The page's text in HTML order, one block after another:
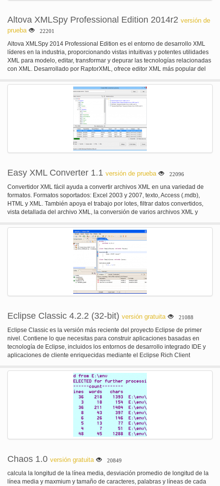
Altova XMLSpy Professional Edition 2014r2 versión de
prueba
22201
Altova XMLSpy 2014 Professional Edition es el entorno de desarrollo XML
líderes en la industria, proporcionando vistas intuitivas y potentes utilidades
XML para modelo, editar, transformar y depurar las tecnologías relacionadas
con XML. Desarrollado por RaptorXML, ofrece editor XML más popular del
depuradores, soporte para XSLT, XPath, XQuery, JSON, las principales
bases de datos, integración de Visual Studio o Eclipse y mucho más.
Easy XML Converter 1.1 versión de prueba 22096
Convertidor XML fácil ayuda a convertir archivos XML en una variedad de
formatos. Formatos soportados: Excel 2003 y 2007, texto, Access (.mdb),
HTML y XML. También apoya el trabajo por lotes, filtrar datos convertidos,
vista detallada del archivo XML, la conversión de varios archivos XML y
Eclipse Classic 4.2.2 (32-bit) versión gratuita 21088
Eclipse Classic es la versión más reciente del proyecto Eclipse de primer
nivel. Contiene lo que necesitas para construir aplicaciones basadas en
tecnología de Eclipse, incluidos los entornos de desarrollo integrado IDE y
aplicaciones de cliente enriquecidas mediante el Eclipse Rich Client
compilación incremental, el plug-in desarrollo medio ambiente PDE, código
fuente completo de la plataforma Eclipse y mucho más. Esta es la versión de
Chaos 1.0 versión gratuita 20849
calcula la longitud de la línea media, desviación promedio de longitud de la
línea media y maxmium y tamaño de caracteres, palabras y líneas de cada